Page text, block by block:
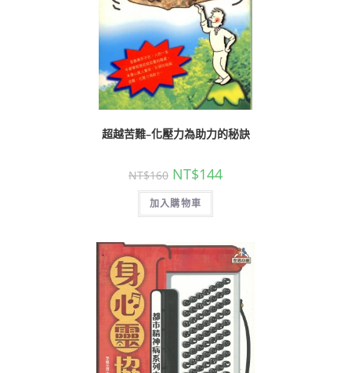
超越苦難–化壓力為助力的秘訣
NT$160 NT$144
加入購物車